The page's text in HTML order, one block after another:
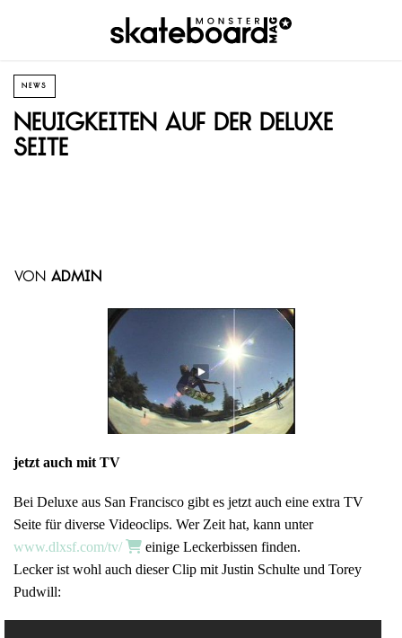
NEWS
Neuigkeiten auf der Deluxe
Seite
von admin
jetzt auch mit TV
Bei Deluxe aus San Francisco gibt es jetzt auch eine extra TV
Seite für diverse Videoclips. Wer Zeit hat, kann unter
www.dlxsf.com/tv/
einige Leckerbissen finden.
Lecker ist wohl auch dieser Clip mit Justin Schulte und Torey
Pudwill: